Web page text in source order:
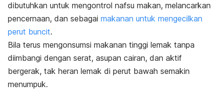
dibutuhkan untuk mengontrol nafsu makan, melancarkan
pencernaan, dan sebagai makanan untuk mengecilkan
perut buncit.
Bila terus mengonsumsi makanan tinggi lemak tanpa
diimbangi dengan serat, asupan cairan, dan aktif
bergerak, tak heran lemak di perut bawah semakin
menumpuk.